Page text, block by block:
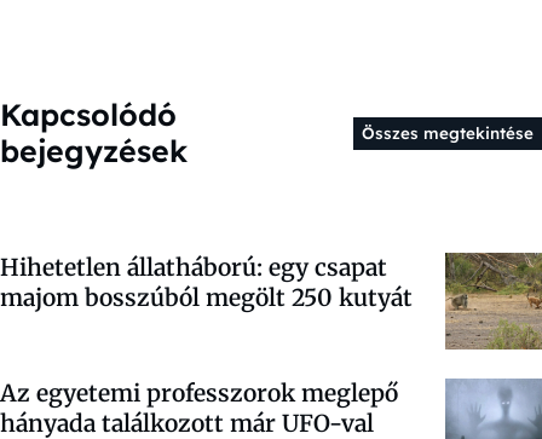
Kapcsolódó
bejegyzések
Összes megtekintése
Hihetetlen állatháború: egy csapat
majom bosszúból megölt 250 kutyát
Az egyetemi professzorok meglepő
hányada találkozott már UFO-val